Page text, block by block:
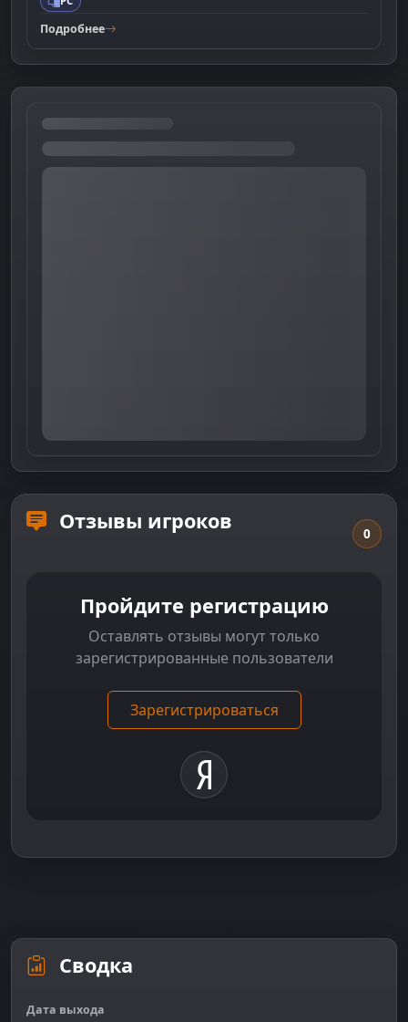
Подробнее
Отзывы игроков 0
Пройдите регистрацию
Оставлять отзывы могут только
зарегистрированные пользователи
Зарегистрироваться
Сводка
Дата выхода